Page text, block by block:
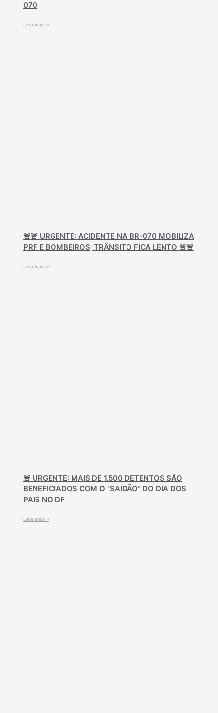
070
Leia mais »
🚨🚨 URGENTE: ACIDENTE NA BR-070 MOBILIZA
PRF E BOMBEIROS; TRÂNSITO FICA LENTO 🚨🚨
Leia mais »
🚨 URGENTE: MAIS DE 1.500 DETENTOS SÃO
BENEFICIADOS COM O “SAIDÃO” DO DIA DOS
PAIS NO DF
Leia mais »